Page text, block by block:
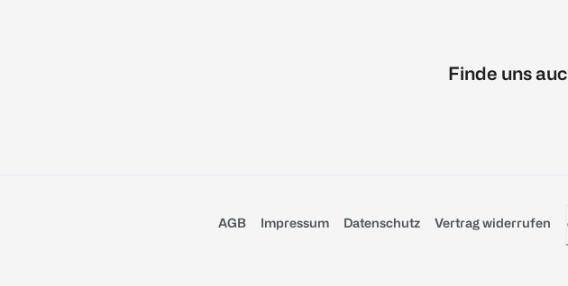
Finde uns
AGB Impressum Datenschutz Vertrag widerrufen